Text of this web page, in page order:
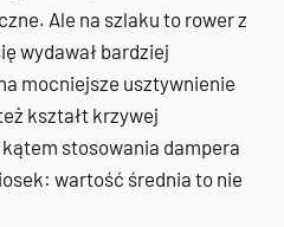
Ale na szlaku to rower z
wydawał bardziej
mocniejsze usztywnienie
kształt krzywej
stosowania dampera
wartość średnia to nie